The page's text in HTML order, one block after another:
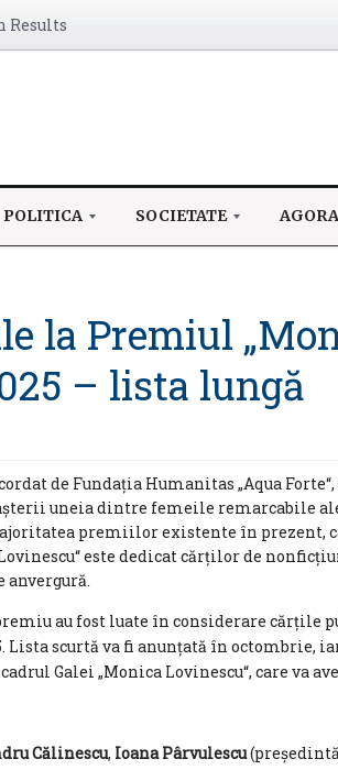
Results
POLITICA SOCIETATE AGORA
la Premiul
– lista lungă
de Fundația Humanitas „Aqua
uneia dintre femeile remarcabile
premiilor existente în prezent,
este dedicat cărților de
au fost luate în considerare cărțile
Lista scurtă va fi anunțată în octombrie,
Galei „Monica Lovinescu“, care va
Călinescu, Ioana Pârvulescu